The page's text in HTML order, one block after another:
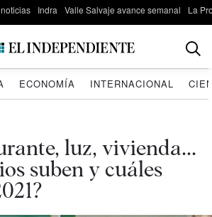
Indra Valle Salvaje avance semanal La
ECONOMÍA INTERNACIONAL
luz, vivienda...
suben y cuáles